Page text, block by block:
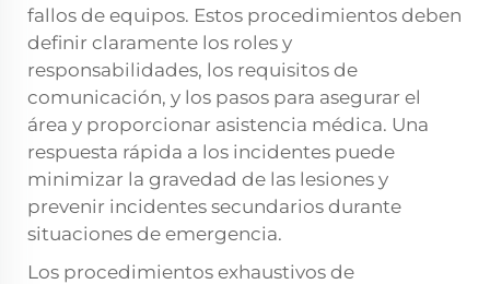
fallos de equipos. Estos procedimientos deben
definir claramente los roles y
responsabilidades, los requisitos de
comunicación, y los pasos para asegurar el
área y proporcionar asistencia médica. Una
respuesta rápida a los incidentes puede
minimizar la gravedad de las lesiones y
prevenir incidentes secundarios durante
situaciones de emergencia.
Los procedimientos exhaustivos de